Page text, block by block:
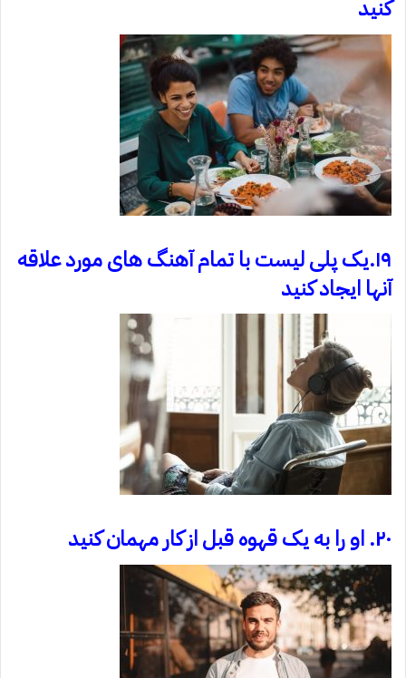
کنید
۱۹.یک پلی لیست با تمام آهنگ های مورد علاقه
آنها ایجاد کنید
۲۰. او را به یک قهوه قبل از کار مهمان کنید